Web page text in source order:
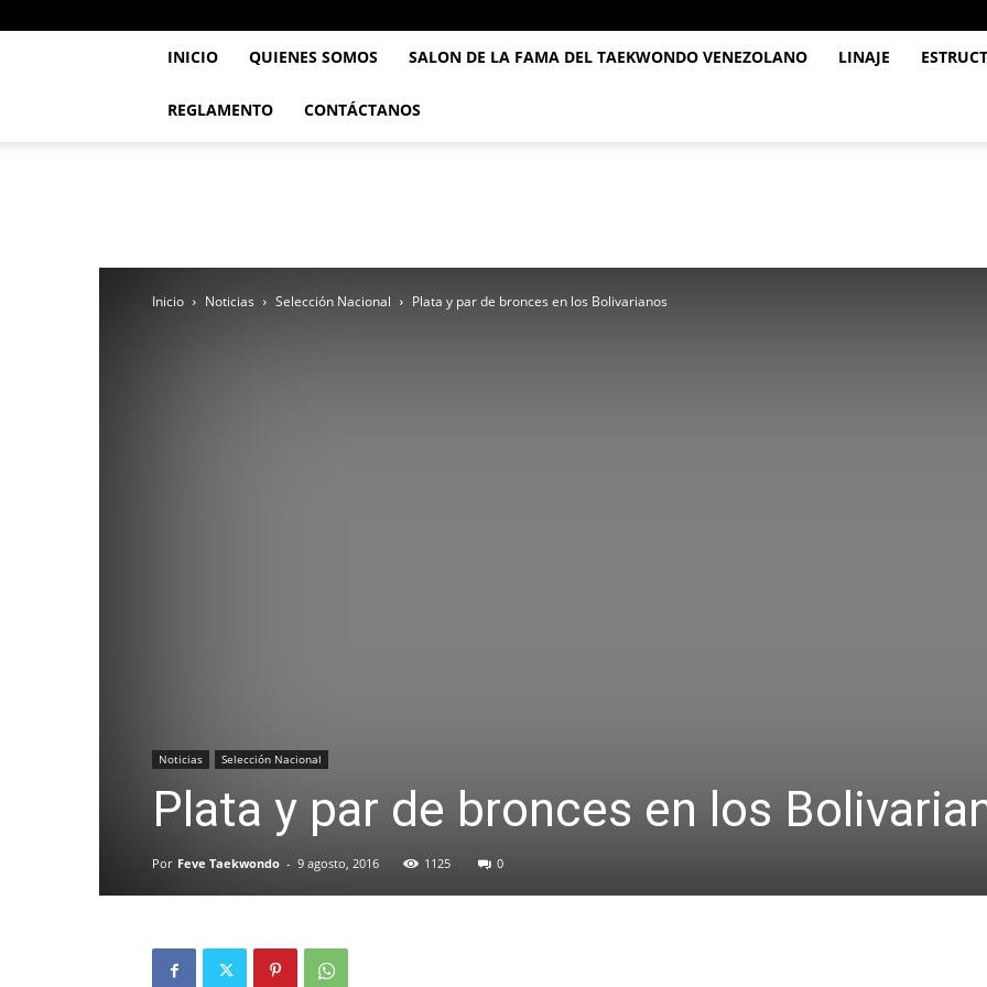
INICIO QUIENES SOMOS SALON DE LA FAMA DEL TAEKWONDO VENEZOLANO LINAJE
REGLAMENTO CONTÁCTANOS
Inicio Noticias Selección Nacional Plata y par de bronces en los Bolivarianos
Noticias Selección Nacional
Plata y par de bronces en los
Por Feve Taekwondo - 9 agosto, 2016 1125 0